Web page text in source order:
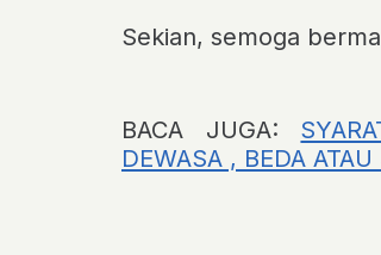
Sekian, semoga
BACA JUGA:
DEWASA , BEDA ATAU